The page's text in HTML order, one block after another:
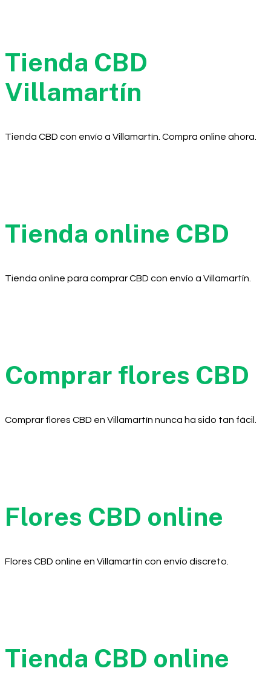
Tienda CBD
Villamartín
Tienda CBD con envío a Villamartín. Compra online ahora.
Tienda online CBD
Tienda online para comprar CBD con envío a Villamartín.
Comprar flores CBD
Comprar flores CBD en Villamartín nunca ha sido tan fácil.
Flores CBD online
Flores CBD online en Villamartín con envío discreto.
Tienda CBD online